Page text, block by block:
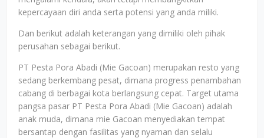
kepercayaan diri anda serta potensi yang anda miliki.
Dan berikut adalah keterangan yang dimiliki oleh pihak
perusahan sebagai berikut.
PT Pesta Pora Abadi (Mie Gacoan) merupakan resto yang
sedang berkembang pesat, dimana progress penambahan
cabang di berbagai kota berlangsung cepat. Target utama
pangsa pasar PT Pesta Pora Abadi (Mie Gacoan) adalah
anak muda, dimana mie Gacoan menyediakan tempat
bersantap dengan fasilitas yang nyaman dan selalu